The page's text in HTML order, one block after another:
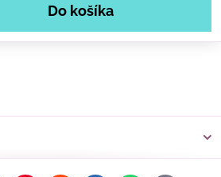
Do košíka